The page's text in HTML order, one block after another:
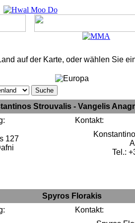
auf der Karte, oder wählen Sie
Strouvalis - Vangelis
Kontakt:
127
Tel.:
Spyros Florakis
Kontakt: